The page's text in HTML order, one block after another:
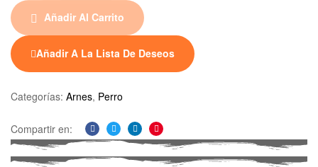
Añadir Al Carrito
Añadir A La Lista De Deseos
Categorías: Arnes, Perro
Compartir en:
Facebook
TwitterLinkedinPinterest